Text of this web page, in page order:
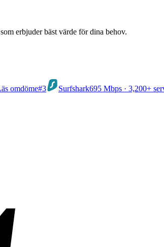
erbjuder bäst värde för dina behov.
omdöme#3 Surfshark695 Mbps · 3,200+